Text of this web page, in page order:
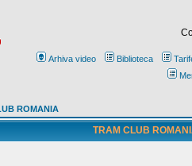
Arhiva video Biblioteca
ROMANIA
TRAM CLUB